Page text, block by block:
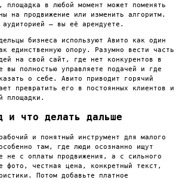
площадка в любой момент может поменять
на продвижение или изменить алгоритм.
— вы её арендуете.
бизнеса используют Авито как один
единственную опору. Разумно вести часть
на свой сайт, где нет конкурентов в
вы полностью управляете подачей и где
о себе. Авито приводит горячий
превратить его в постоянных клиентов и
площадки.
и что делать дальше
и понятный инструмент для малого
там, где люди осознанно ищут
не с оплаты продвижения, а с сильного
фото, честная цена, конкретный текст,
Потом добавьте платное